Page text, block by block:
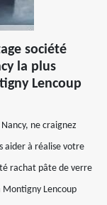
société
la plus
Lencoup
ne craignez
aider à réalise votre
rachat pâte de verre
Montigny Lencoup